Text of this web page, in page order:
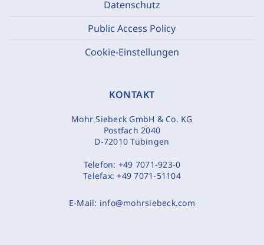
Datenschutz
Public Access Policy
Cookie-Einstellungen
KONTAKT
Mohr Siebeck GmbH & Co. KG
Postfach 2040
D-72010 Tübingen
Telefon: +49 7071-923-0
Telefax:+49 7071-51104
E-Mail: info@mohrsiebeck.com